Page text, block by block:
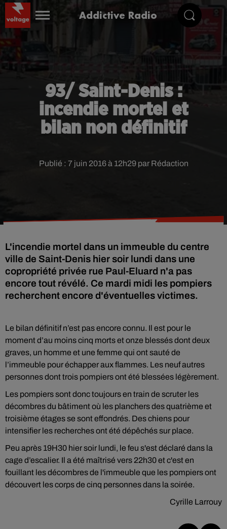
Addictive Radio
93/ Saint-Denis :
incendie mortel et
bilan non définitif
Publié : 7 juin 2016 à 12h29 par Rédaction
L'incendie mortel dans un immeuble du centre
ville de Saint-Denis hier soir lundi dans une
copropriété privée rue Paul-Eluard n'a pas
encore tout révélé. Ce mardi midi les pompiers
recherchent encore d'éventuelles victimes.
Le bilan définitif n’est pas encore connu. Il est pour le
moment d’au moins cinq morts et onze blessés dont deux
graves, un homme et une femme qui ont sauté de
l’immeuble pour échapper aux flammes. Les neuf autres
personnes dont trois pompiers ont été blessées légèrement.
Les pompiers sont donc toujours en train de scruter les
décombres du bâtiment où les planchers des quatrième et
troisième étages se sont effondrés. Des chiens pour
intensifier les recherches ont été dépêchés sur place.
Peu après 19H30 hier soir lundi, le feu s'est déclaré dans la
cage d’escalier. Il a été maîtrisé vers 22h30 et c'est en
fouillant les décombres de l'immeuble que les pompiers ont
découvert les corps de cinq personnes dans la soirée.
Cyrille Larrouy